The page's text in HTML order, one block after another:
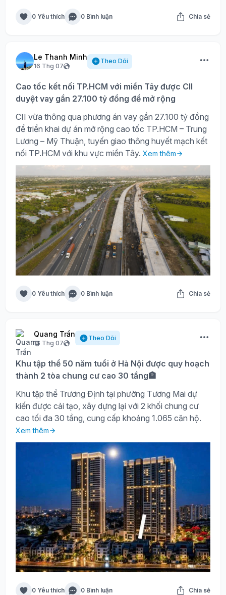
0 Yêu thích 0 Bình luận Chia sẻ
Le Thanh Minh
16 Thg 07
Theo Dõi
Cao tốc kết nối TP.HCM với miền Tây được CII
duyệt vay gần 27.100 tỷ đồng để mở rộng
CII vừa thông qua phương án vay gần 27.100 tỷ đồng
để triển khai dự án mở rộng cao tốc TP.HCM – Trung
Lương – Mỹ Thuận, tuyến giao thông huyết mạch kết
nối TP.HCM với khu vực miền Tây. Xem thêm
0 Yêu thích 0 Bình luận Chia sẻ
Quang Trần
16 Thg 07
Theo Dõi
Khu tập thể 50 năm tuổi ở Hà Nội được quy hoạch
thành 2 tòa chung cư cao 30 tầng🏦
Khu tập thể Trương Định tại phường Tương Mai dự
kiến được cải tạo, xây dựng lại với 2 khối chung cư
cao tối đa 30 tầng, cung cấp khoảng 1.065 căn hộ.
Xem thêm
0 Yêu thích 0 Bình luận Chia sẻ